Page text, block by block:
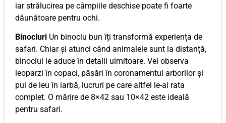
iar strălucirea pe câmpiile deschise poate fi foarte
dăunătoare pentru ochi.
Binocluri Un binoclu bun îți transformă experiența de
safari. Chiar și atunci când animalele sunt la distanță,
binoclul le aduce în detalii uimitoare. Vei observa
leoparzi în copaci, păsări în coronamentul arborilor și
pui de leu în iarbă, lucruri pe care altfel le-ai rata
complet. O mărire de 8×42 sau 10×42 este ideală
pentru safari.